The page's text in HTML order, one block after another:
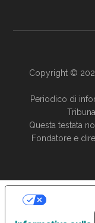
Copyright ©
Periodico di
Questa testata
Fondatore e